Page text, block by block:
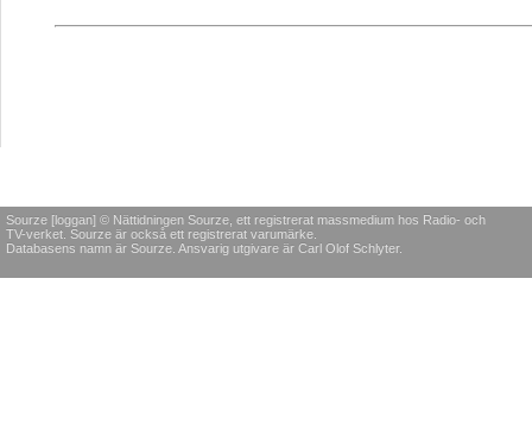
Sourze [loggan] © Nättidningen Sourze, ett registrerat massmedium hos Radio- och
TV-verket. Sourze är också ett registrerat varumärke.
Databasens namn är Sourze. Ansvarig utgivare är Carl Olof Schlyter.